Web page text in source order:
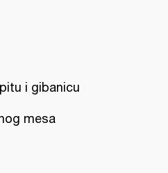
i gibanicu
mesa